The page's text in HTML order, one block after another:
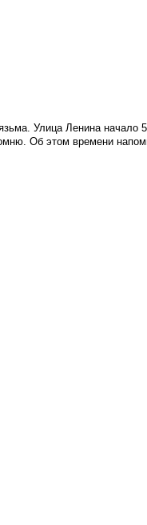
Улица Ленина начало
Об этом времени